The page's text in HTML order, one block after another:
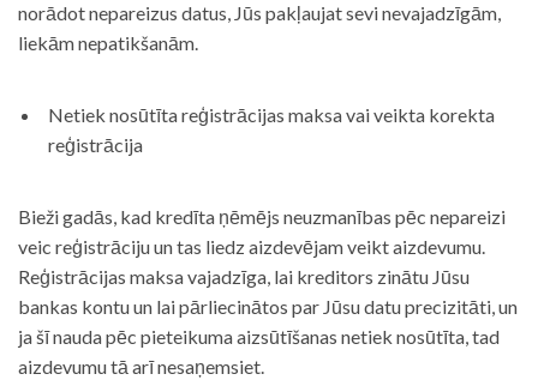
norādot nepareizus datus, Jūs pakļaujat sevi nevajadzīgām,
liekām nepatikšanām.
Netiek nosūtīta reģistrācijas maksa vai veikta korekta
reģistrācija
Bieži gadās, kad kredīta ņēmējs neuzmanības pēc nepareizi
veic reģistrāciju un tas liedz aizdevējam veikt aizdevumu.
Reģistrācijas maksa vajadzīga, lai kreditors zinātu Jūsu
bankas kontu un lai pārliecinātos par Jūsu datu precizitāti, un
ja šī nauda pēc pieteikuma aizsūtīšanas netiek nosūtīta, tad
aizdevumu tā arī nesaņemsiet.